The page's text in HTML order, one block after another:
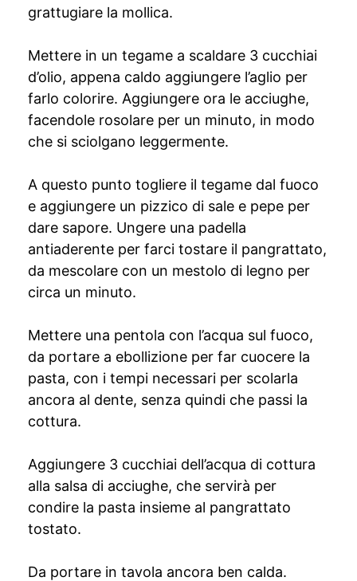
grattugiare la mollica.
Mettere in un tegame a scaldare 3 cucchiai
d’olio, appena caldo aggiungere l’aglio per
farlo colorire. Aggiungere ora le acciughe,
facendole rosolare per un minuto, in modo
che si sciolgano leggermente.
A questo punto togliere il tegame dal fuoco
e aggiungere un pizzico di sale e pepe per
dare sapore. Ungere una padella
antiaderente per farci tostare il pangrattato,
da mescolare con un mestolo di legno per
circa un minuto.
Mettere una pentola con l’acqua sul fuoco,
da portare a ebollizione per far cuocere la
pasta, con i tempi necessari per scolarla
ancora al dente, senza quindi che passi la
cottura.
Aggiungere 3 cucchiai dell’acqua di cottura
alla salsa di acciughe, che servirà per
condire la pasta insieme al pangrattato
tostato.
Da portare in tavola ancora ben calda.